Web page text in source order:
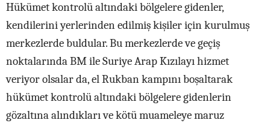
Hükümet kontrolü altındaki bölgelere gidenler,
kendilerini yerlerinden edilmiş kişiler için kurulmuş
merkezlerde buldular. Bu merkezlerde ve geçiş
noktalarında BM ile Suriye Arap Kızılayı hizmet
veriyor olsalar da, el Rukban kampını boşaltarak
hükümet kontrolü altındaki bölgelere gidenlerin
gözaltına alındıkları ve kötü muameleye maruz